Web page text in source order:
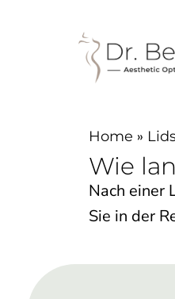
Home »
Wie
Nach einer
Sie in der